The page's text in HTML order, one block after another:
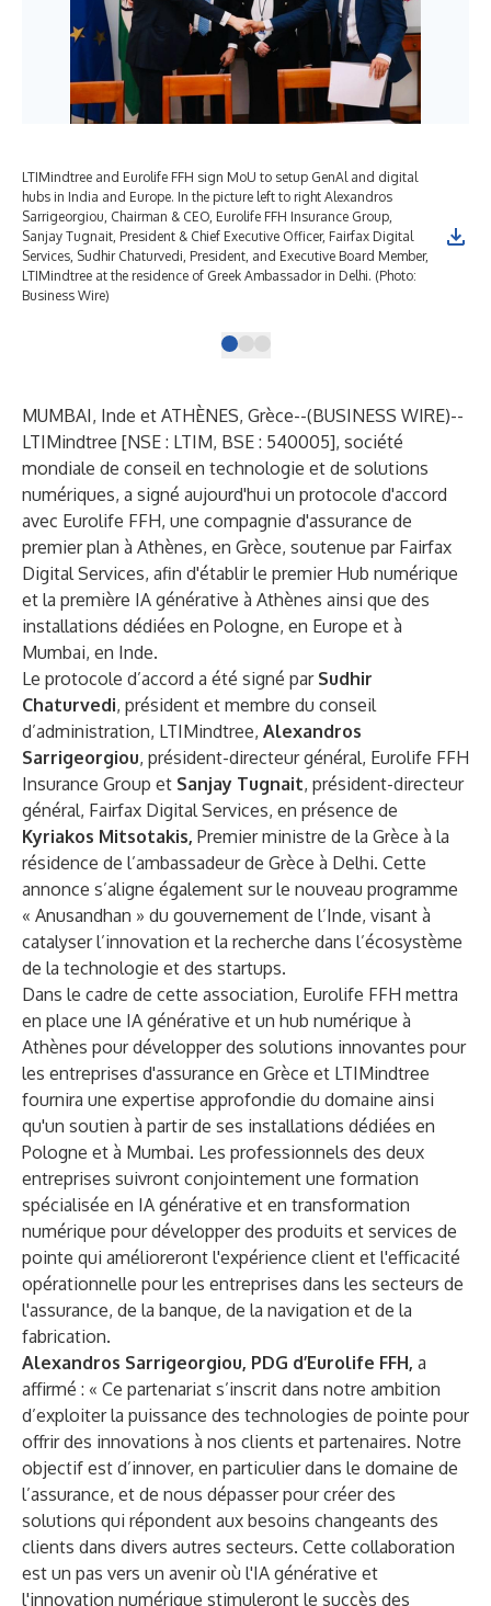
LTIMindtree and Eurolife FFH sign MoU to setup GenAl and digital
hubs in India and Europe. In the picture left to right Alexandros
Sarrigeorgiou, Chairman & CEO, Eurolife FFH Insurance Group,
Sanjay Tugnait, President & Chief Executive Officer, Fairfax Digital
Services, Sudhir Chaturvedi, President, and Executive Board Member,
LTIMindtree at the residence of Greek Ambassador in Delhi. (Photo:
Business Wire)
MUMBAI, Inde et ATHÈNES, Grèce--(BUSINESS WIRE)--
LTIMindtree [NSE : LTIM, BSE : 540005], société
mondiale de conseil en technologie et de solutions
numériques, a signé aujourd'hui un protocole d'accord
avec Eurolife FFH, une compagnie d'assurance de
premier plan à Athènes, en Grèce, soutenue par Fairfax
Digital Services, afin d'établir le premier Hub numérique
et la première IA générative à Athènes ainsi que des
installations dédiées en Pologne, en Europe et à
Mumbai, en Inde.
Le protocole d’accord a été signé par Sudhir
Chaturvedi, président et membre du conseil
d’administration, LTIMindtree, Alexandros
Sarrigeorgiou, président-directeur général, Eurolife FFH
Insurance Group et Sanjay Tugnait, président-directeur
général, Fairfax Digital Services, en présence de
Kyriakos Mitsotakis, Premier ministre de la Grèce à la
résidence de l’ambassadeur de Grèce à Delhi. Cette
annonce s’aligne également sur le nouveau programme
« Anusandhan » du gouvernement de l’Inde, visant à
catalyser l’innovation et la recherche dans l’écosystème
de la technologie et des startups.
Dans le cadre de cette association, Eurolife FFH mettra
en place une IA générative et un hub numérique à
Athènes pour développer des solutions innovantes pour
les entreprises d'assurance en Grèce et LTIMindtree
fournira une expertise approfondie du domaine ainsi
qu'un soutien à partir de ses installations dédiées en
Pologne et à Mumbai. Les professionnels des deux
entreprises suivront conjointement une formation
spécialisée en IA générative et en transformation
numérique pour développer des produits et services de
pointe qui amélioreront l'expérience client et l'efficacité
opérationnelle pour les entreprises dans les secteurs de
l'assurance, de la banque, de la navigation et de la
fabrication.
Alexandros Sarrigeorgiou, PDG d’Eurolife FFH, a
affirmé : « Ce partenariat s’inscrit dans notre ambition
d’exploiter la puissance des technologies de pointe pour
offrir des innovations à nos clients et partenaires. Notre
objectif est d’innover, en particulier dans le domaine de
l’assurance, et de nous dépasser pour créer des
solutions qui répondent aux besoins changeants des
clients dans divers autres secteurs. Cette collaboration
est un pas vers un avenir où l'IA générative et
l'innovation numérique stimuleront le succès des